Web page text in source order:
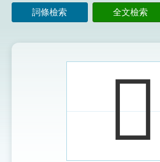
詞條檢索 全文檢索
𡪅